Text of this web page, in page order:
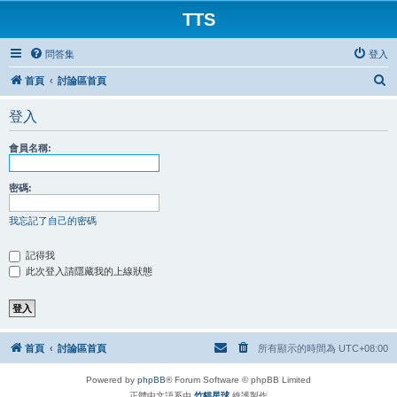
TTS
問答集 登入
首頁 討論區首頁
登入
會員名稱:
密碼:
我忘記了自己的密碼
記得我
此次登入請隱藏我的上線狀態
首頁 討論區首頁 所有顯示的時間為 UTC+08:00
Powered by phpBB® Forum Software © phpBB Limited